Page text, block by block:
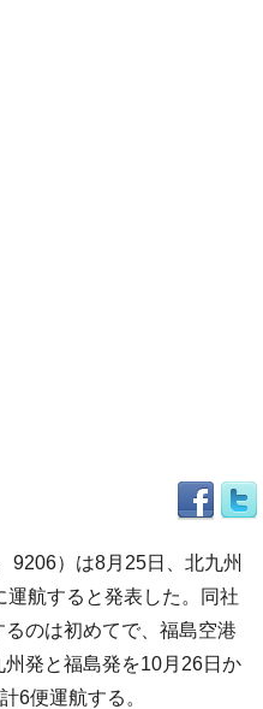
）は8月25日、北九州
運航すると発表した。同社
のは初めてで、福島空港
発と福島発を10月26日か
6便運航する。